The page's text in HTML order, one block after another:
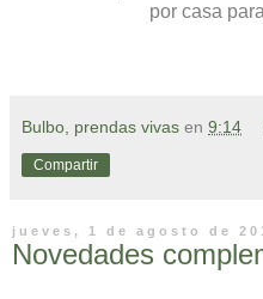
por casa
Bulbo, prendas vivas en 9:14
Compartir
jueves, 1 de agosto de
Novedades